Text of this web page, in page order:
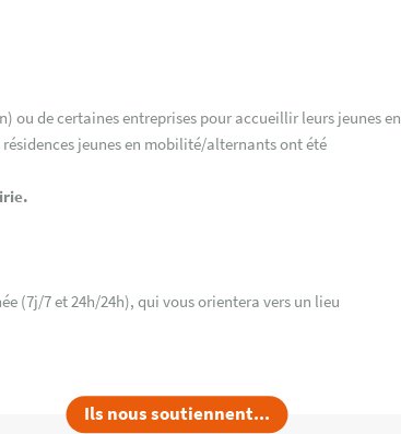
ou de certaines entreprises pour accueillir leurs jeunes en
jeunes en mobilité/alternants ont été
(7j/7 et 24h/24h), qui vous orientera vers un lieu
Ils nous soutiennent...